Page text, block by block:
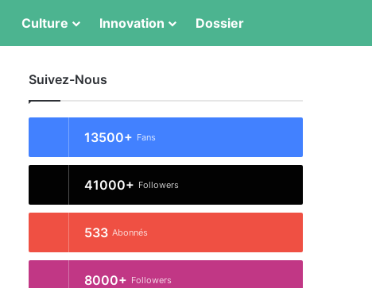
Culture Innovation Dossier
Suivez-Nous
13500+ Fans
41000+ Followers
533 Abonnés
8000+ Followers